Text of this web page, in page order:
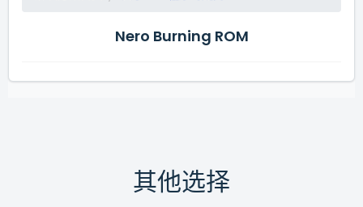
Nero Burning ROM
其他选择